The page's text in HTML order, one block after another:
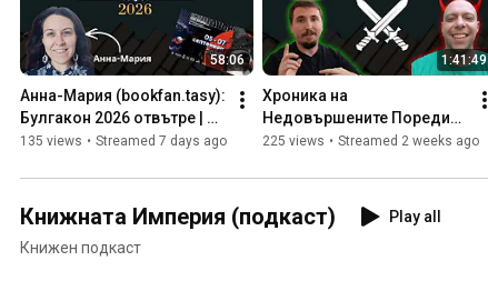
58:06
Анна-Мария (bookfan.tasy):
Булгакон 2026 отвътре |
Невъзможните Читатели
135 views • Streamed 7 days ago
1:41:49
Хроника на
Недовършените Поредици
с Атанас | Невъзможните
225 views • Streamed 2 weeks ago
Книжната Империя (подкаст)
Play all
Книжен подкаст